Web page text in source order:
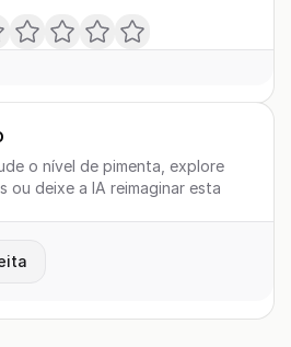
o nível de pimenta, explore
ou deixe a IA reimaginar esta